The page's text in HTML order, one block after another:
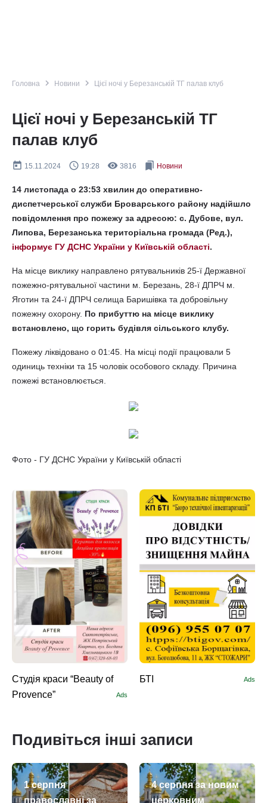
Головна navigate_next Новини navigate_next Цієї ночі у Березанській ТГ палав клуб
Цієї ночі у Березанській ТГ
палав клуб
today 15.11.2024 query_builder 19:28 remove_red_eye 3816 bookmarks Новини
14 листопада о 23:53 хвилин до оперативно-
диспетчерської служби Броварського району надійшло
повідомлення про пожежу за адресою: с. Дубове, вул.
Липова, Березанська територіальна громада (Ред.),
інформує ГУ ДСНС України у Київській області.
На місце виклику направлено рятувальників 25-ї Державної
пожежно-рятувальної частини м. Березань, 28-ї ДПРЧ м.
Яготин та 24-ї ДПРЧ селища Баришівка та добровільну
пожежну охорону. По прибуттю на місце виклику
встановлено, що горить будівля сільського клубу.
Пожежу ліквідовано о 01:45. На місці події працювали 5
одиниць техніки та 15 чоловік особового складу. Причина
пожежі встановлюється.
Фото - ГУ ДСНС України у Київській області
Студія краси “Beauty of
Provence”
Ads
БТІ Ads
Подивіться інші записи
1 серпня
православні за
4 серпня за новим
церковним